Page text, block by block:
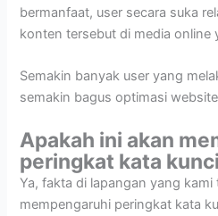
bermanfaat, user secara suka
konten tersebut di media online
Semakin banyak user yang
semakin bagus optimasi
Apakah ini akan
peringkat kata
Ya, fakta di lapangan yang kami
mempengaruhi peringkat kata